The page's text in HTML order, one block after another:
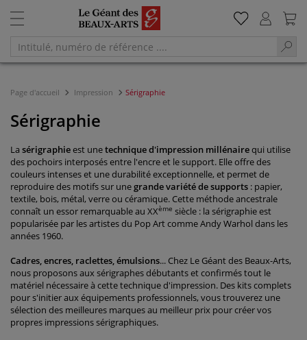
Page d'accueil Impression Sérigraphie
Sérigraphie
La sérigraphieest unetechnique d'impression millénairequi utilise
des pochoirs interposés entre l'encre et le support. Elle offre des
couleurs intenses et une durabilité exceptionnelle, et permet de
reproduire des motifs sur unegrande variété de supports : papier,
textile, bois, métal, verre ou céramique. Cette méthode ancestrale
connaît un essor remarquable au XXème siècle : la sérigraphie est
popularisée par les artistes du Pop Art comme Andy Warhol dans les
années 1960.
Cadres, encres, raclettes, émulsions... Chez Le Géant des Beaux-Arts,
nous proposons aux sérigraphes débutants et confirmés tout le
matériel nécessaire à cette technique d'impression. Des kits complets
pour s'initier aux équipements professionnels, vous trouverez une
sélection des meilleures marques au meilleur prix pour créer vos
propres impressions sérigraphiques.